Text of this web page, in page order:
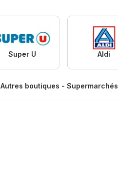
Super U Aldi
Autres boutiques - Supermarchés